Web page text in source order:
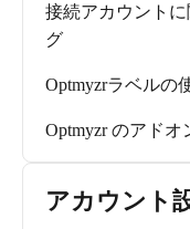
接続アカウント
グ
Optmyzrラベルの
Optmyzr のアドオ
アカウント